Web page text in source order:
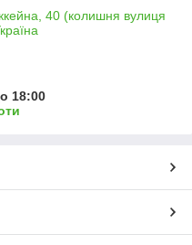
40 (колишня вулиця
18:00